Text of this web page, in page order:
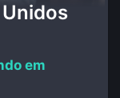
em